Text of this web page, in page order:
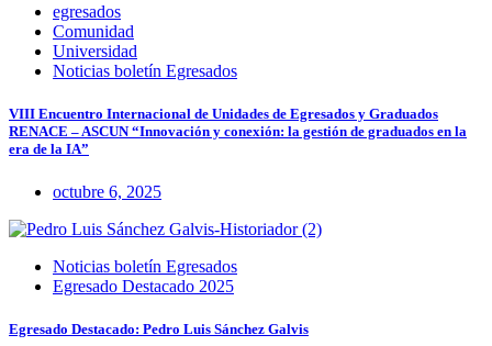
egresados
Comunidad
Universidad
Noticias boletín Egresados
VIII Encuentro Internacional de Unidades de Egresados y Graduados
RENACE – ASCUN “Innovación y conexión: la gestión de graduados en la
era de la IA”
octubre 6, 2025
Noticias boletín Egresados
Egresado Destacado 2025
Egresado Destacado: Pedro Luis Sánchez Galvis